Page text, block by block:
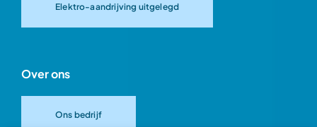
Elektro-aandrijving uitgelegd
Over ons
Ons bedrijf